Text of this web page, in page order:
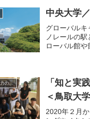
中央大学
グローバル
ノレールの
ローバル館や
進学ナビ｜国際協力の進学情報
「知と実
＜鳥取大
2020年２月